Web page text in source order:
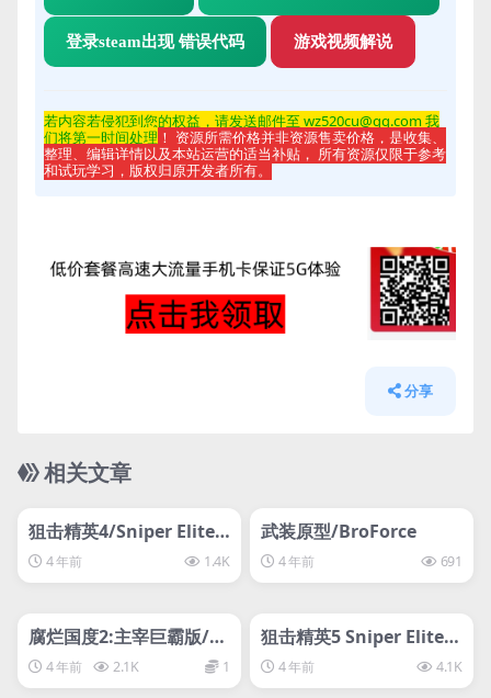
登录steam出现 错误代码 游戏视频解说
若内容若侵犯到您的权益，请发送邮件至 wz520cu@qq.com 我
们将第一时间处理 ！ 资源所需价格并非资源售卖价格，是收集、
整理、编辑详情以及本站运营的适当补贴， 所有资源仅限于参考
和试玩学习，版权归原开发者所有。
分享
相关文章
svip专属
狙击精英4/Sniper Elite 4
-D加密
4 年前 1.4K
武装原型/BroForce
4 年前 691
svip专属
腐烂国度2:主宰巨霸版/St
ate of Decay 2: Juggern
aut Edition
4 年前 2.1K 1
svip专属
狙击精英5 Sniper Elite-D
加密yx
4 年前 4.1K